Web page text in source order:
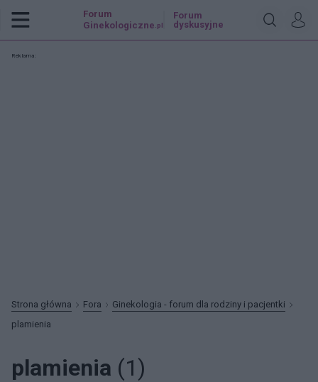
Forum
Ginekologiczne .pl
Forum
dyskusyjne
Reklama:
Strona główna Fora
Ginekologia - forum dla rodziny i pacjentki
plamienia
plamienia (1)